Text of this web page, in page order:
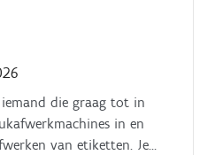
die graag tot in
in en
van etiketten. Je